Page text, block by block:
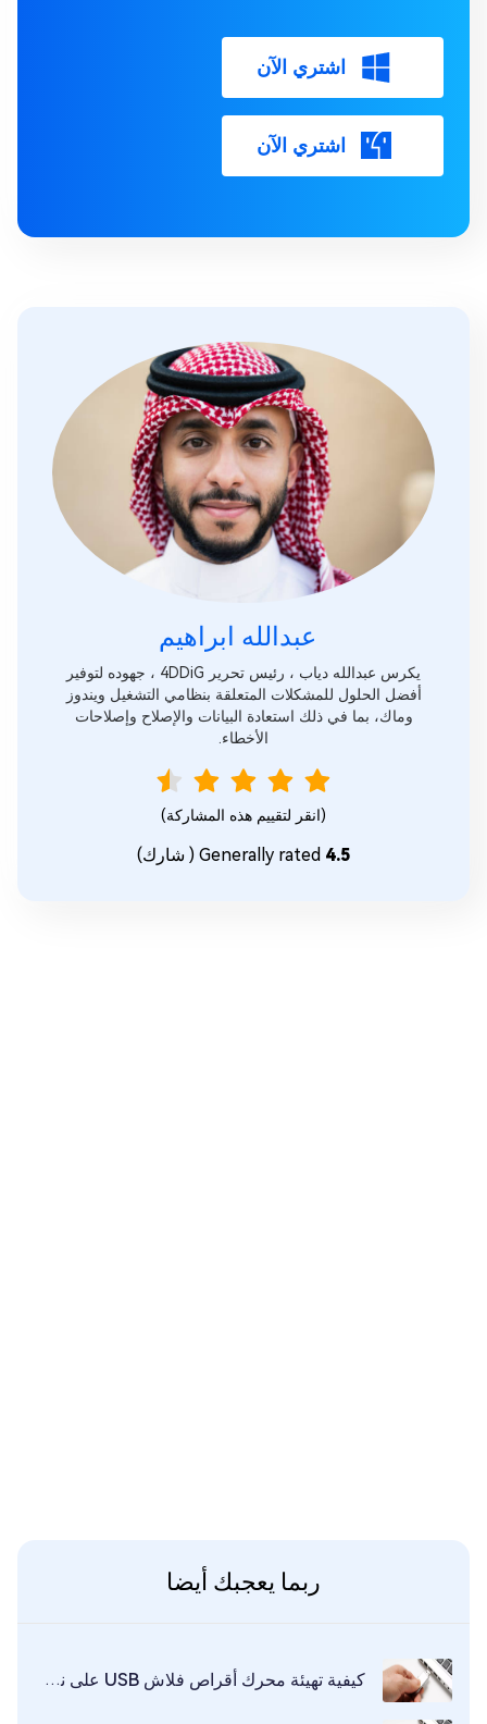
اشتري الآن
اشتري الآن
عبدالله ابراهيم‎
يكرس عبدالله دياب ، رئيس تحرير 4DDiG ، جهوده لتوفير
أفضل الحلول للمشكلات المتعلقة بنظامي التشغيل ويندوز
وماك، بما في ذلك استعادة البيانات والإصلاح وإصلاحات
الأخطاء.
(انقر لتقييم هذه المشاركة)
Generally rated 4.5
( شارك)
ربما يعجبك أيضا
كيفية تهيئة محرك أقراص فلاش USB على نظام Mac؟ 【文章迁移】